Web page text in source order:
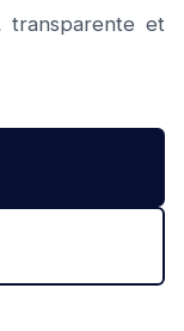
transparente et